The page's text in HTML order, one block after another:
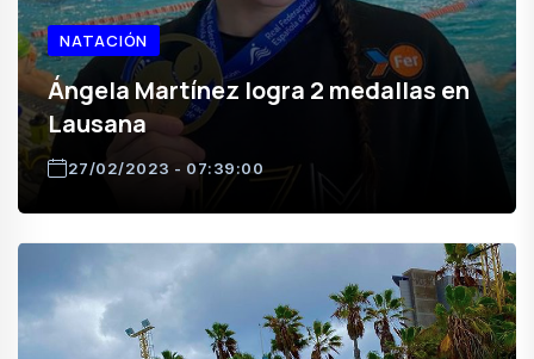
NATACIÓN
Ángela Martínez logra 2 medallas en
Lausana
27/02/2023 - 07:39:00